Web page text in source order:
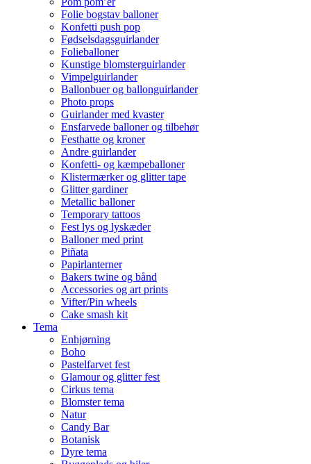
Folie bogstav balloner
Konfetti push pop
Fødselsdagsguirlander
Folieballoner
Kunstige blomsterguirlander
Vimpelguirlander
Ballonbuer og ballonguirlander
Photo props
Guirlander med kvaster
Ensfarvede balloner og tilbehør
Festhatte og kroner
Andre guirlander
Konfetti- og kæmpeballoner
Klistermærker og glitter tape
Glitter gardiner
Metallic balloner
Temporary tattoos
Fest lys og lyskæder
Balloner med print
Piñata
Papirlanterner
Bakers twine og bånd
Accessories og art prints
Vifter/Pin wheels
Cake smash kit
Tema
Enhjørning
Boho
Pastelfarvet fest
Glamour og glitter fest
Cirkus tema
Blomster tema
Natur
Candy Bar
Botanisk
Dyre tema